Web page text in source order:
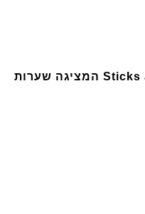
3. תמונת המגזין Sticks and Stones המציגה שערות